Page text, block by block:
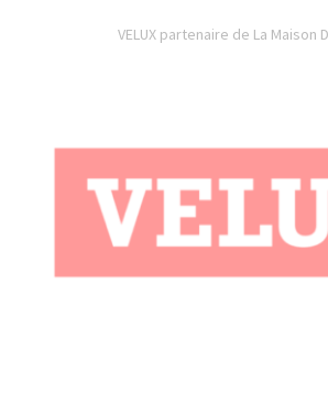
VELUX partenaire de La Maison